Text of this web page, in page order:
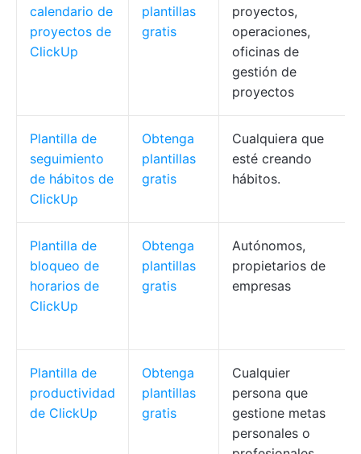
calendario de
proyectos de
ClickUp
plantillas
gratis
proyectos,
operaciones,
oficinas de
gestión de
proyectos
Plantilla de
seguimiento
de hábitos de
ClickUp
Obtenga
plantillas
gratis
Cualquiera que
esté creando
hábitos.
Plantilla de
bloqueo de
horarios de
ClickUp
Obtenga
plantillas
gratis
Autónomos,
propietarios de
empresas
Plantilla de
productividad
de ClickUp
Obtenga
plantillas
gratis
Cualquier
persona que
gestione metas
personales o